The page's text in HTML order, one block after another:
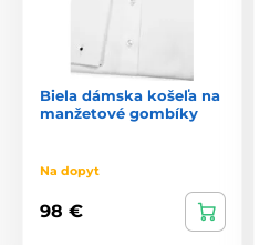
Biela dámska košeľa na
manžetové gombíky
Na dopyt
98 €